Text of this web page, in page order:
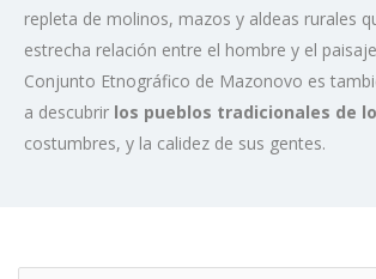
repleta de molinos, mazos y aldeas rurales
estrecha relación entre el hombre y el
Conjunto Etnográfico de Mazonovo es
a descubrir los pueblos tradicionales de
costumbres, y la calidez de sus gentes.